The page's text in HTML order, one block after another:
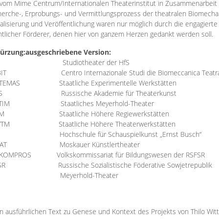
Mime Centrum/Internationalen Theaterinstitut in
, Erprobungs- und Vermittlungsprozess der theatralen
und Veröffentlichung waren nur möglich durch die engagierte
Förderer, denen hier von ganzem Herzen gedankt werden soll.
ausgeschriebene Version:
Studiotheater der HfS
Centro Internazionale Studi die Biomeccanica
Staatliche Experimentelle Werkstätten
Russische Akademie für Theaterkunst
Staatliches Meyerhold-Theater
Staatliche Höhere Regiewerkstätten
Staatliche Höhere Theaterwerkstätten
Hochschule für Schauspielkunst „Ernst Busch“
Moskauer Künstlertheater
Volkskommissariat für Bildungswesen der RSFSR
Russische Sozialistische Föderative Sowjetrepublik
Meyerhold-Theater
ausführlichen Text zu Genese und Kontext des Projekts von Thilo